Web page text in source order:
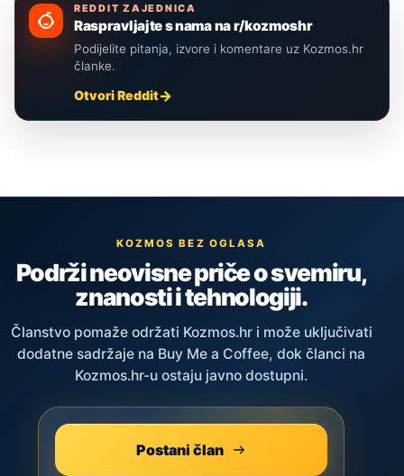
REDDIT ZAJEDNICA
Raspravljajte s nama na r/kozmoshr
Podijelite pitanja, izvore i komentare uz Kozmos.hr
članke.
Otvori Reddit
KOZMOS BEZ OGLASA
Podrži neovisne priče o svemiru,
znanosti i tehnologiji.
Članstvo pomaže održati Kozmos.hr i može uključivati
dodatne sadržaje na Buy Me a Coffee, dok članci na
Kozmos.hr-u ostaju javno dostupni.
Postani član